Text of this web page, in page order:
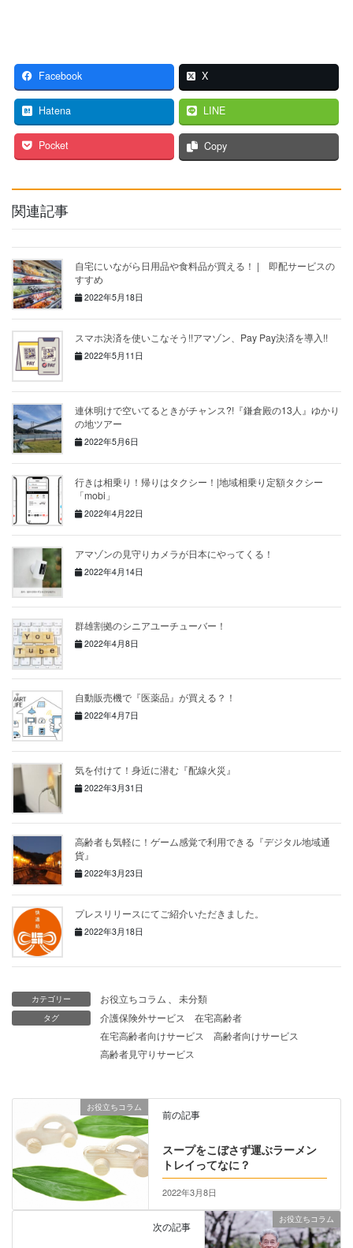
Facebook X
Hatena LINE
Pocket Copy
関連記事
自宅にいながら日用品や食料品が買える！ | 即配サービスの
すすめ
2022年5月18日
スマホ決済を使いこなそう!!アマゾン、Pay Pay決済を導入!!
2022年5月11日
連休明けで空いてるときがチャンス?!『鎌倉殿の13人』ゆかり
の地ツアー
2022年5月6日
行きは相乗り！帰りはタクシー！|地域相乗り定額タクシー
「mobi」
2022年4月22日
アマゾンの見守りカメラが日本にやってくる！
2022年4月14日
群雄割拠のシニアユーチューバー！
2022年4月8日
自動販売機で『医薬品』が買える？！
2022年4月7日
気を付けて！身近に潜む『配線火災』
2022年3月31日
高齢者も気軽に！ゲーム感覚で利用できる『デジタル地域通
貨』
2022年3月23日
プレスリリースにてご紹介いただきました。
2022年3月18日
カテゴリー お役立ちコラム 未分類
タグ 介護保険外サービス
在宅高齢者
在宅高齢者向けサービス
高齢者向けサービス
高齢者見守りサービス
お役立ちコラム
前の記事
スープをこぼさず運ぶラーメン
トレイってなに？
2022年3月8日
お役立ちコラム
次の記事